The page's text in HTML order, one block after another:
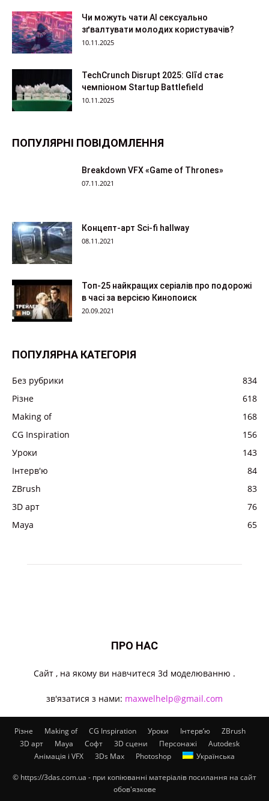
Чи можуть чати AI сексуально
зґвалтувати молодих користувачів?
10.11.2025
TechCrunch Disrupt 2025: Glīd стає
чемпіоном Startup Battlefield
10.11.2025
ПОПУЛЯРНІ ПОВІДОМЛЕННЯ
Breakdown VFX «Game of Thrones»
07.11.2021
Концепт-арт Sci-fi hallway
08.11.2021
Топ-25 найкращих серіалів про подорожі
в часі за версією Кинопоиск
20.09.2021
ПОПУЛЯРНА КАТЕГОРІЯ
Без рубрики
834
Різне
618
Making of
168
CG Inspiration
156
Уроки
143
Інтерв'ю
84
ZBrush
83
3D арт
76
Maya
65
ПРО НАС
Cайт , на якому ви навчитеся 3d моделюванню .
зв'язатися з нами: maxwelhelp@gmail.com
Різне Making of CG Inspiration Уроки Інтерв’ю
ZBrush
3D арт
Maya Софт 3D сцени Персонажі
Autodesk
Анімація і VFX
3Ds Max Photoshop Українська
© https://3das.com.ua - при копіюванні матеріалів посилання на сайт
обов'язкове